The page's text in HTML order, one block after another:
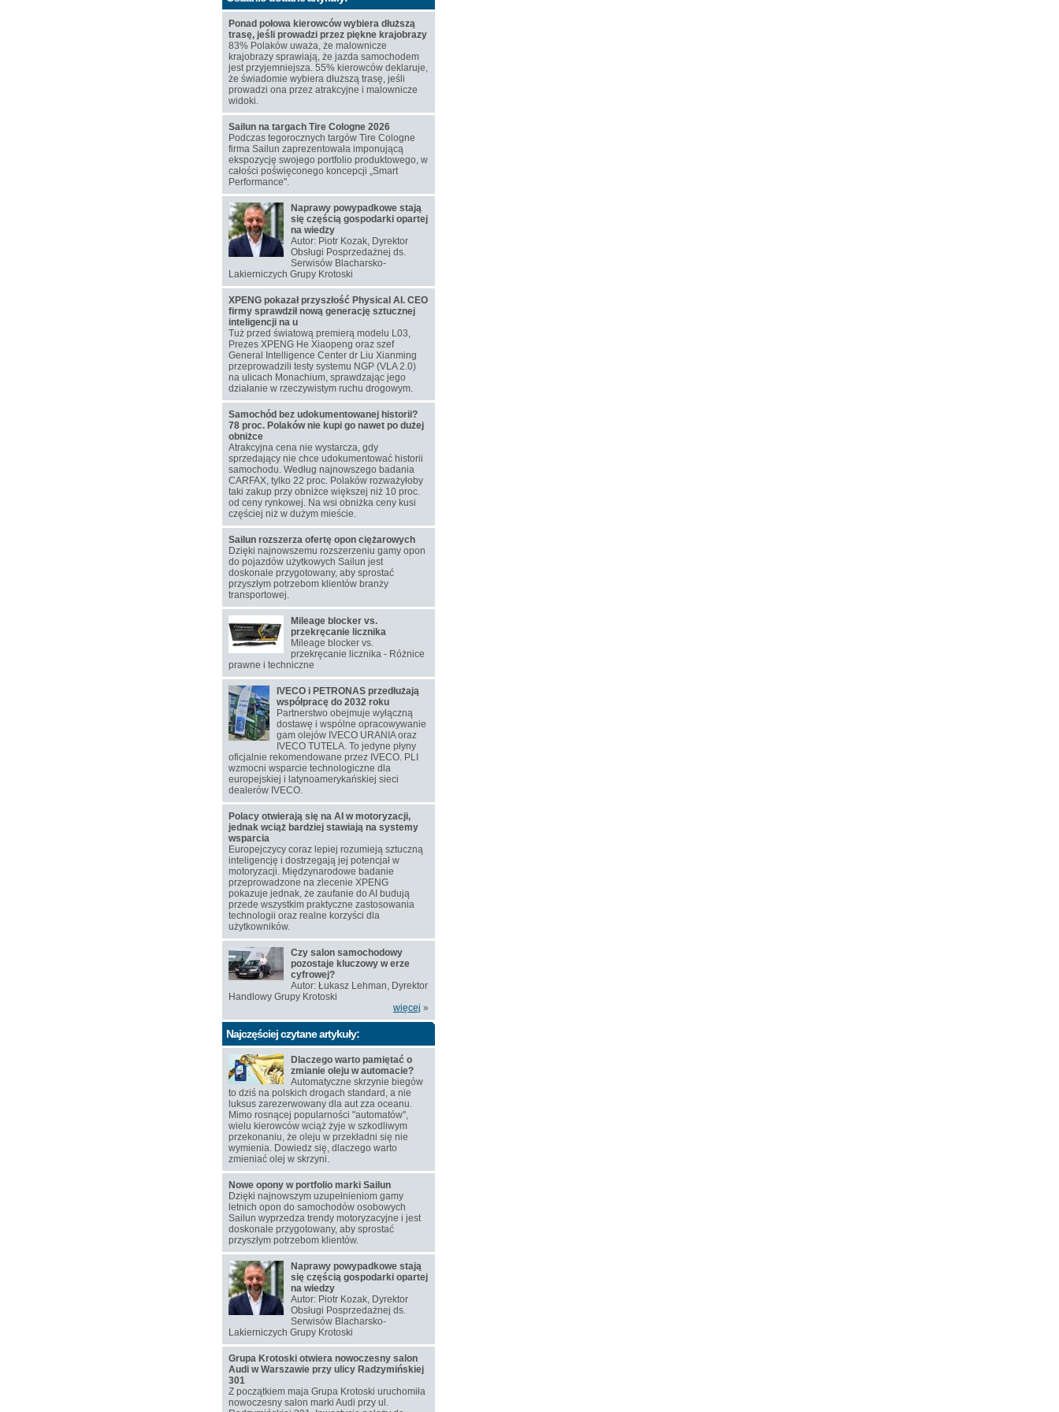
Ponad połowa kierowców wybiera dłuższą
trasę, jeśli prowadzi przez piękne krajobrazy
83% Polaków uważa, że malownicze
krajobrazy sprawiają, że jazda samochodem
jest przyjemniejsza. 55% kierowców deklaruje,
że świadomie wybiera dłuższą trasę, jeśli
prowadzi ona przez atrakcyjne i malownicze
widoki.
Sailun na targach Tire Cologne 2026
Podczas tegorocznych targów Tire Cologne
firma Sailun zaprezentowała imponującą
ekspozycję swojego portfolio produktowego, w
całości poświęconego koncepcji „Smart
Performance".
Naprawy powypadkowe stają
się częścią gospodarki opartej
na wiedzy
Autor: Piotr Kozak, Dyrektor
Obsługi Posprzedażnej ds.
Serwisów Blacharsko-
Lakierniczych Grupy Krotoski
XPENG pokazał przyszłość Physical AI. CEO
firmy sprawdził nową generację sztucznej
inteligencji na u
Tuż przed światową premierą modelu L03,
Prezes XPENG He Xiaopeng oraz szef
General Intelligence Center dr Liu Xianming
przeprowadzili testy systemu NGP (VLA 2.0)
na ulicach Monachium, sprawdzając jego
działanie w rzeczywistym ruchu drogowym.
Samochód bez udokumentowanej historii?
78 proc. Polaków nie kupi go nawet po dużej
obniżce
Atrakcyjna cena nie wystarcza, gdy
sprzedający nie chce udokumentować historii
samochodu. Według najnowszego badania
CARFAX, tylko 22 proc. Polaków rozważyłoby
taki zakup przy obniżce większej niż 10 proc.
od ceny rynkowej. Na wsi obniżka ceny kusi
częściej niż w dużym mieście.
Sailun rozszerza ofertę opon ciężarowych
Dzięki najnowszemu rozszerzeniu gamy opon
do pojazdów użytkowych Sailun jest
doskonale przygotowany, aby sprostać
przyszłym potrzebom klientów branży
transportowej.
Mileage blocker vs.
przekręcanie licznika
Mileage blocker vs.
przekręcanie licznika - Różnice
prawne i techniczne
IVECO i PETRONAS przedłużają
współpracę do 2032 roku
Partnerstwo obejmuje wyłączną
dostawę i wspólne opracowywanie
gam olejów IVECO URANIA oraz
IVECO TUTELA. To jedyne płyny
oficjalnie rekomendowane przez IVECO. PLI
wzmocni wsparcie technologiczne dla
europejskiej i latynoamerykańskiej sieci
dealerów IVECO.
Polacy otwierają się na AI w motoryzacji,
jednak wciąż bardziej stawiają na systemy
wsparcia
Europejczycy coraz lepiej rozumieją sztuczną
inteligencję i dostrzegają jej potencjał w
motoryzacji. Międzynarodowe badanie
przeprowadzone na zlecenie XPENG
pokazuje jednak, że zaufanie do AI budują
przede wszystkim praktyczne zastosowania
technologii oraz realne korzyści dla
użytkowników.
Czy salon samochodowy
pozostaje kluczowy w erze
cyfrowej?
Autor: Łukasz Lehman, Dyrektor
Handlowy Grupy Krotoski
więcej »
Najczęściej czytane artykuły:
Dlaczego warto pamiętać o
zmianie oleju w automacie?
Automatyczne skrzynie biegów
to dziś na polskich drogach standard, a nie
luksus zarezerwowany dla aut zza oceanu.
Mimo rosnącej popularności "automatów",
wielu kierowców wciąż żyje w szkodliwym
przekonaniu, że oleju w przekładni się nie
wymienia. Dowiedz się, dlaczego warto
zmieniać olej w skrzyni.
Nowe opony w portfolio marki Sailun
Dzięki najnowszym uzupełnieniom gamy
letnich opon do samochodów osobowych
Sailun wyprzedza trendy motoryzacyjne i jest
doskonale przygotowany, aby sprostać
przyszłym potrzebom klientów.
Naprawy powypadkowe stają
się częścią gospodarki opartej
na wiedzy
Autor: Piotr Kozak, Dyrektor
Obsługi Posprzedażnej ds.
Serwisów Blacharsko-
Lakierniczych Grupy Krotoski
Grupa Krotoski otwiera nowoczesny salon
Audi w Warszawie przy ulicy Radzymińskiej
301
Z początkiem maja Grupa Krotoski uruchomiła
nowoczesny salon marki Audi przy ul.